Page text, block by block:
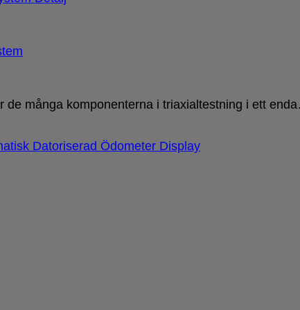
de många komponenterna i triaxialtestning i ett